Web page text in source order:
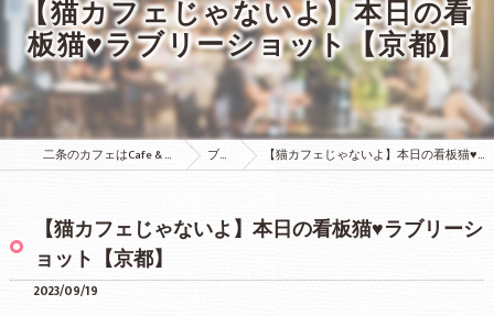
【猫カフェじゃないよ】本日の看
板猫♥ラブリーショット【京都】
二条のカフェはCafe & Bar MOCHI MOCHI ブログ 【猫カフェじゃないよ】本日の看板猫♥ラブリーショット【京都】
【猫カフェじゃないよ】本日の看板猫♥ラブリーシ
ョット【京都】
2023/09/19